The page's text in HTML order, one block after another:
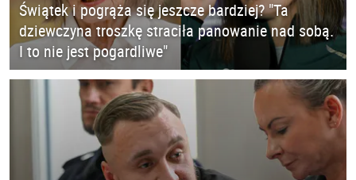
Świątek i pogrąża się jeszcze bardziej? "Ta
dziewczyna troszkę straciła panowanie nad sobą.
I to nie jest pogardliwe"